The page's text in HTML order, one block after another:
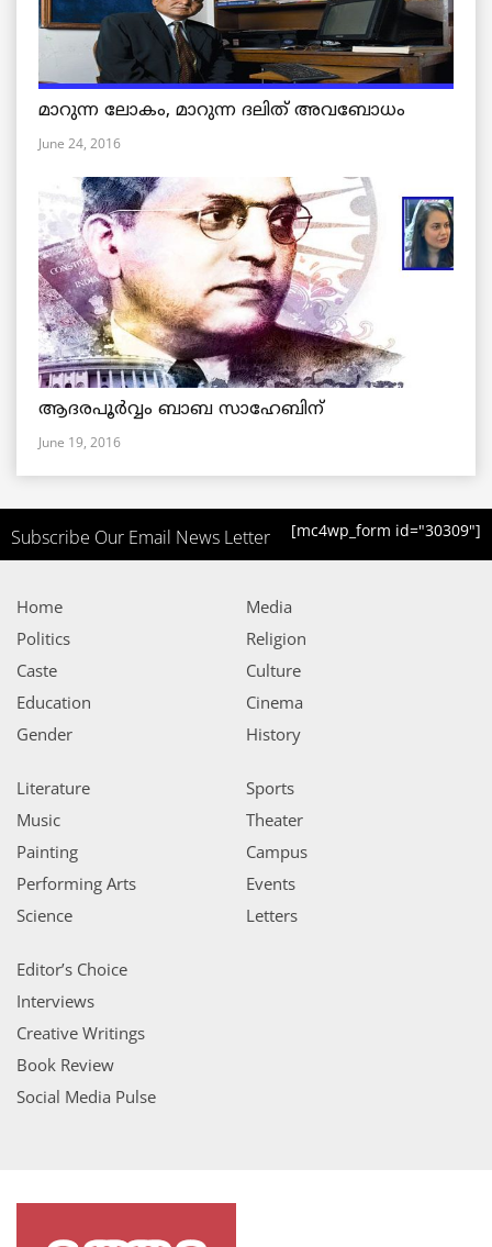
മാറുന്ന ലോകം, മാറുന്ന ദലിത് അവബോധം
June 24, 2016
ആദരപൂര്‍വ്വം ബാബ സാഹേബിന്
June 19, 2016
Subscribe Our Email News Letter [mc4wp_form id="30309"]
Home
Politics
Caste
Education
Gender
Media
Religion
Culture
Cinema
History
Literature
Music
Painting
Performing Arts
Science
Sports
Theater
Campus
Events
Letters
Editor’s Choice
Interviews
Creative Writings
Book Review
Social Media Pulse